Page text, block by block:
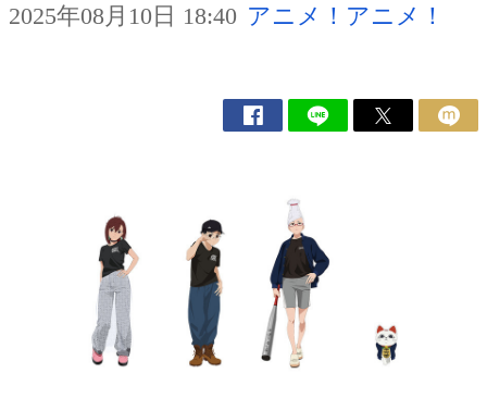
2025年08月10日 18:40 アニメ！アニメ！